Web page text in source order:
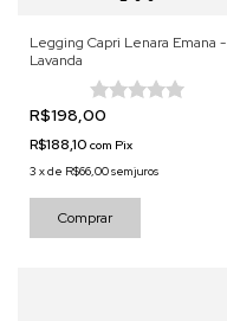
Legging Capri Lenara Emana -
Lavanda
R$198,00
R$188,10 com Pix
3 xde R$66,00sem juros
Comprar